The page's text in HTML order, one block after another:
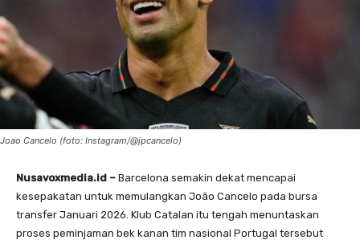
Joao Cancelo (foto: Instagram/@jpcancelo)
Nusavoxmedia.id – Barcelona semakin dekat mencapai
kesepakatan untuk memulangkan João Cancelo pada bursa
transfer Januari 2026. Klub Catalan itu tengah menuntaskan
proses peminjaman bek kanan tim nasional Portugal tersebut